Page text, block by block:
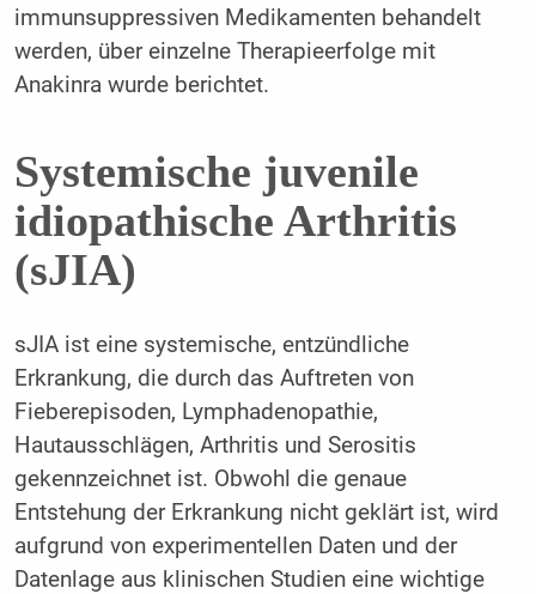
immunsuppressiven Medikamenten behandelt
werden, über einzelne Therapieerfolge mit
Anakinra wurde berichtet.
Systemische juvenile
idiopathische Arthritis
(sJIA)
sJIA ist eine systemische, entzündliche
Erkrankung, die durch das Auftreten von
Fieberepisoden, Lymphadenopathie,
Hautausschlägen, Arthritis und Serositis
gekennzeichnet ist. Obwohl die genaue
Entstehung der Erkrankung nicht geklärt ist, wird
aufgrund von experimentellen Daten und der
Datenlage aus klinischen Studien eine wichtige